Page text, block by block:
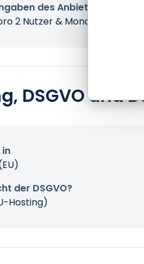
des Anbieters
2 Nutzer & Monat
DSGVO und
in
der DSGVO?
Hosting)